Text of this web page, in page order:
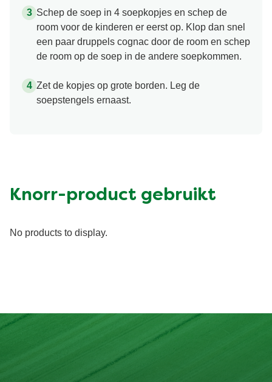
Schep de soep in 4 soepkopjes en schep de
room voor de kinderen er eerst op. Klop dan snel
een paar druppels cognac door de room en schep
de room op de soep in de andere soepkommen.
Zet de kopjes op grote borden. Leg de
soepstengels ernaast.
Knorr-product gebruikt
No products to display.